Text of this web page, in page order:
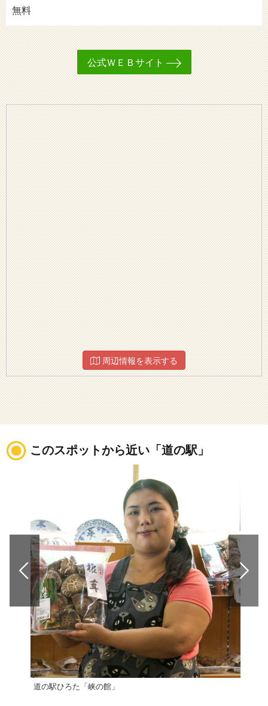
無料
公式ＷＥＢサイト
周辺情報を表示する
このスポットから近い「道の駅」
道の駅ひろた「峡の館」